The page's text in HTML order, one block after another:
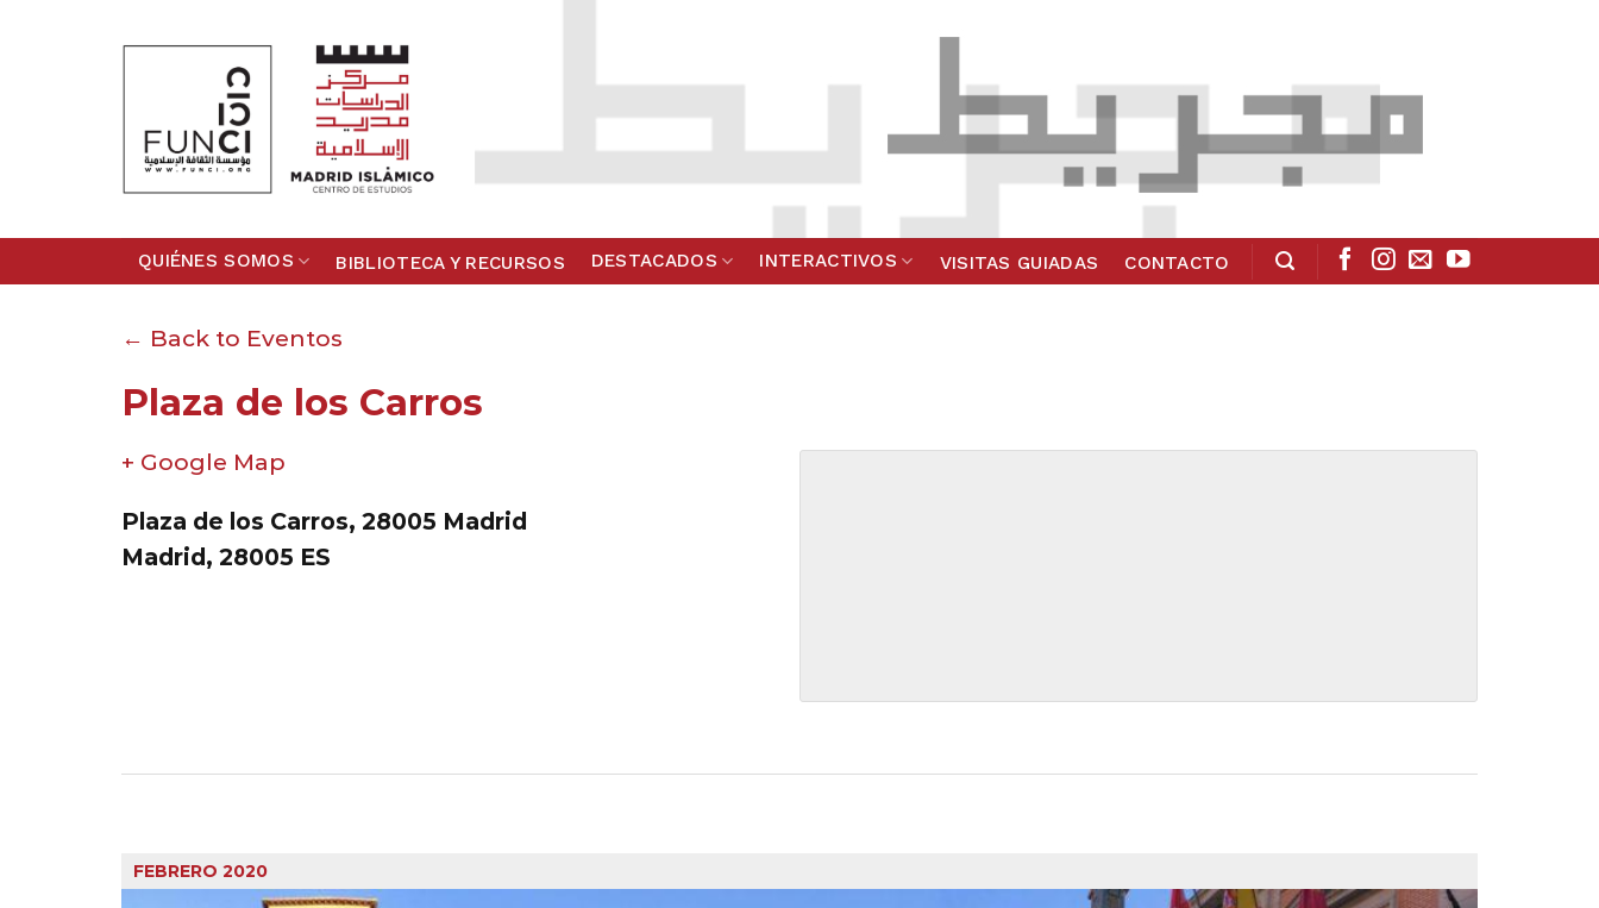
QUIÉNES SOMOS BIBLIOTECA Y RECURSOS DESTACADOS INTERACTIVOS VISITAS GUIADAS CONTACTO
← Back to Eventos
Plaza de los Carros
+ Google Map
Plaza de los Carros, 28005 Madrid
Madrid, 28005 ES
lista
FEBRERO 2020